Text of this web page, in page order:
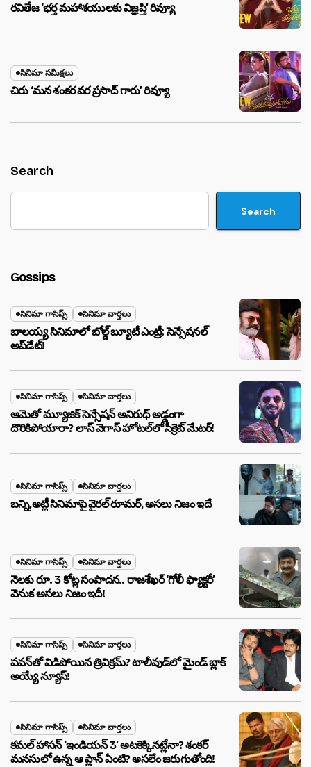
రవితేజ ‘భర్త మహాశయులకు విజ్ఞప్తి’ రివ్యూ
సినిమా సమీక్షలు
చిరు ‘మ‌న శంక‌ర వ‌ర ప్ర‌సాద్ గారు’ రివ్యూ
Search
Search
Gossips
సినిమా గాసిప్స్ సినిమా వార్తలు
బాలయ్య సినిమాలో బోల్డ్ బ్యూటీ ఎంట్రీ: సెన్సేషనల్
అప్‌డేట్!
సినిమా గాసిప్స్ సినిమా వార్తలు
ఆమెతో మ్యూజిక్ సెన్సేషన్ అనిరుధ్ అడ్డంగా
దొరికిపోయారా? లాస్ వెగాస్ హోటల్‌లో సీక్రెట్ మేటర్!
సినిమా గాసిప్స్ సినిమా వార్తలు
బన్ని,అట్లీ సినిమాపై వైరల్ రూమర్, అసలు నిజం ఇదే
సినిమా గాసిప్స్ సినిమా వార్తలు
నెలకు రూ. 3 కోట్ల సంపాదన.. రాజశేఖర్ ‘గోలీ ఫ్యాక్టరీ’
వెనుక అసలు నిజం ఇదీ!
సినిమా గాసిప్స్ సినిమా వార్తలు
పవన్‌తో విడిపోయిన త్రివిక్రమ్? టాలీవుడ్‌లో మైండ్ బ్లాక్
అయ్యే న్యూస్!
సినిమా గాసిప్స్ సినిమా వార్తలు
కమల్ హాసన్ ‘ఇండియన్ 3’ అటకెక్కినట్లేనా? శంకర్
మనసులో ఉన్న ఆ ప్లాన్ ఏంటి? అసలేం జరుగుతోంది!